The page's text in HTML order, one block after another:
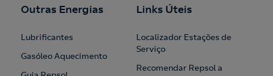
Outras Energias
Lubrificantes
Gasóleo Aquecimento
Links Úteis
Localizador Estações de
Serviço
Recomendar Repsol a